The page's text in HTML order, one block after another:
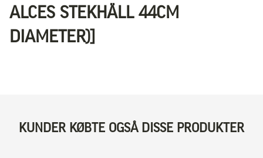
ALCES STEKHÄLL 44CM
DIAMETER)]
KUNDER KØBTE OGSÅ DISSE PRODUKTER